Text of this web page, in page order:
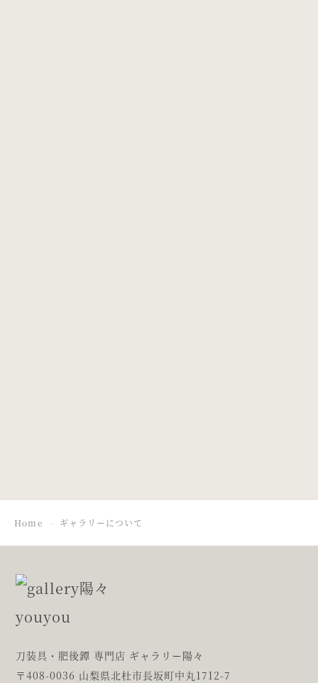
Home ギャラリーについて
刀装具・肥後鐔 専門店 ギャラリー陽々
〒408-0036 山梨県北杜市長坂町中丸1712-7